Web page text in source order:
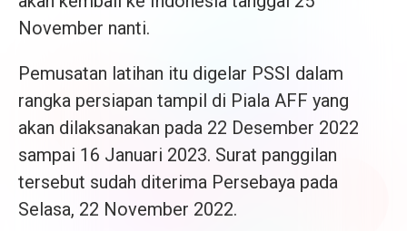
November nanti.
Pemusatan latihan itu digelar PSSI dalam
rangka persiapan tampil di Piala AFF yang
akan dilaksanakan pada 22 Desember 2022
sampai 16 Januari 2023. Surat panggilan
tersebut sudah diterima Persebaya pada
Selasa, 22 November 2022.